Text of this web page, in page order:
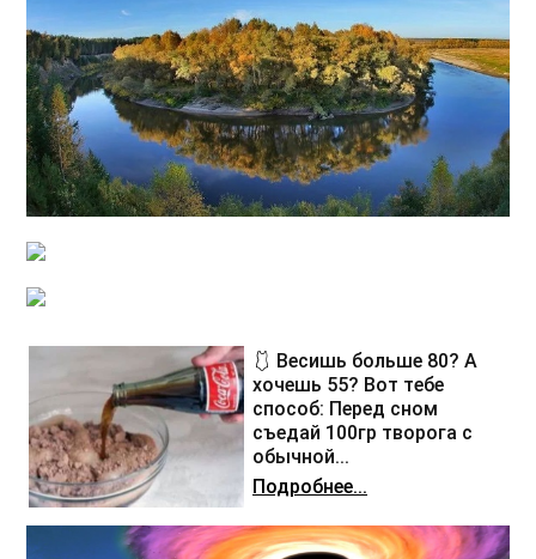
🩱 Весишь больше 80? А
хочешь 55? Вот тебе
способ: Перед сном
съедай 100гр творога с
обычной...
Подробнее...